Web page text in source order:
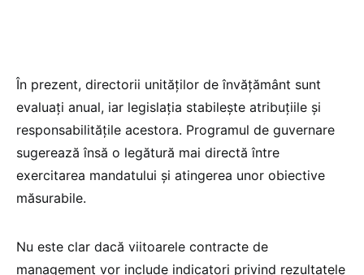
În prezent, directorii unităților de învățământ sunt
evaluați anual, iar legislația stabilește atribuțiile și
responsabilitățile acestora. Programul de guvernare
sugerează însă o legătură mai directă între
exercitarea mandatului și atingerea unor obiective
măsurabile.
Nu este clar dacă viitoarele contracte de
management vor include indicatori privind rezultatele